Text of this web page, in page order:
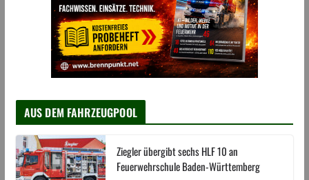
AUS DEM FAHRZEUGPOOL
Ziegler übergibt sechs HLF 10 an
Feuerwehrschule Baden-Württemberg